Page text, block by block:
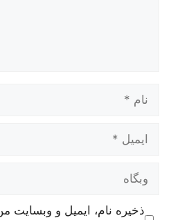
ایمیل
وبگاه
ذخیره نام، ایمیل و وبسایت